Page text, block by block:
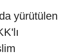
yürütülen